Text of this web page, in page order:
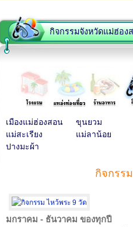
กิจกรรมจังหวัดแม่ฮ่อง
เมืองแม่ฮ่องสอน
ขุนยวม
แม่สะเรียง
แม่ลาน้อย
ปางมะผ้า
กิจกรร
มกราคม - ธันวาคม ของทุกปี